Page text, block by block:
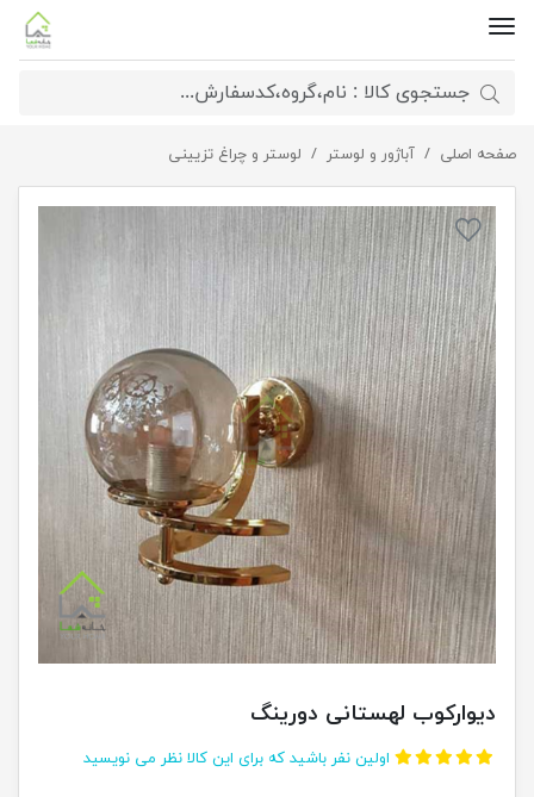
صفحه اصلی آباژور و لوستر لوستر و چراغ تزیینی دیوارکوب لهستانی دورینگ
دیوارکوب لهستانی دورینگ
اولین نفر باشید که برای این کالا نظر می نویسید